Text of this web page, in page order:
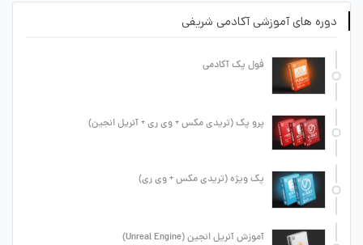
دوره های آموزشی آکادمی شریفی
فول پک آکادمی
پرو پک (تریدی مکس + وی ری + آنریل انجین)
پک ویژه (تریدی مکس + وی ری)
آموزش آنریل انجین (Unreal Engine)